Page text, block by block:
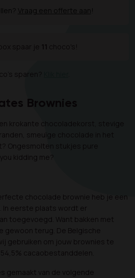
Vraag een offerte aan!
sparen?
Brownies
krokante chocoladekorst, stevige
smeuïge chocolade in het
Ongesmolten stukjes pure
kidding me?
chocolade brownie heb je een
In eerste plaats wordt er
toegevoegd. Want bakken met
gewoon terug. De Belgische
gebruiken om jouw brownies te
cacaobestanddelen.
gemaakt van de volgende